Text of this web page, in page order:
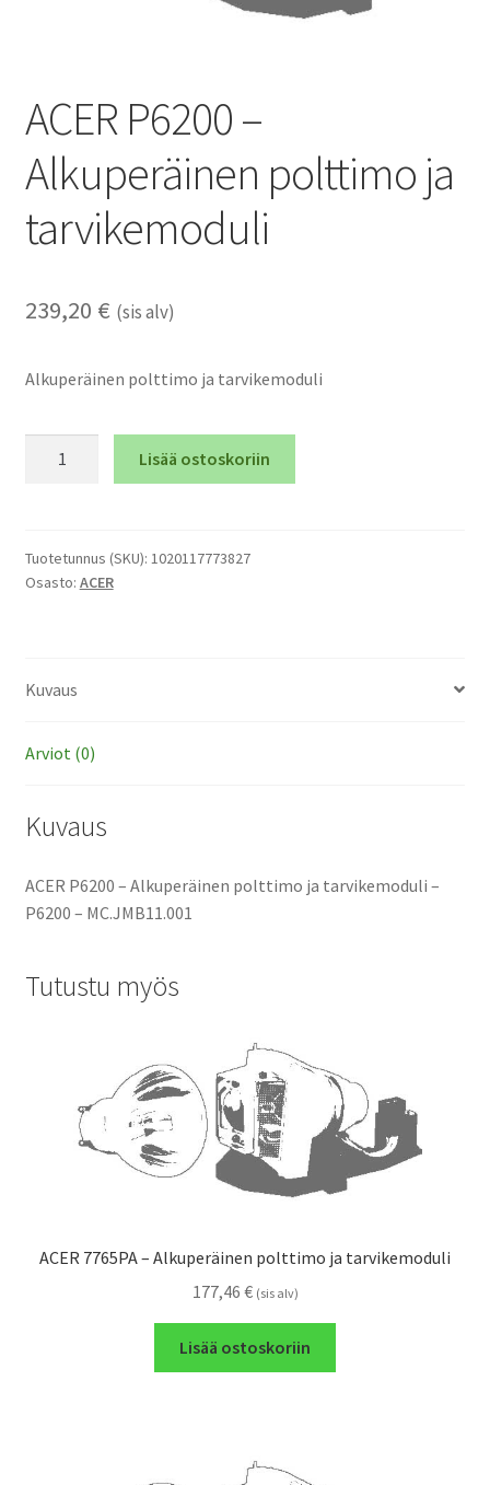
ACER P6200 –
Alkuperäinen polttimo ja
tarvikemoduli
239,20 € (sis alv)
Alkuperäinen polttimo ja tarvikemoduli
polttimo
ja
Lisää ostoskoriin
Tuotetunnus (SKU): 1020117773827
Osasto: ACER
Kuvaus
Arviot (0)
Kuvaus
ACER P6200 – Alkuperäinen polttimo ja tarvikemoduli –
P6200 – MC.JMB11.001
Tutustu myös
ACER 7765PA – Alkuperäinen polttimo ja tarvikemoduli
177,46 € (sis alv)
Lisää ostoskoriin